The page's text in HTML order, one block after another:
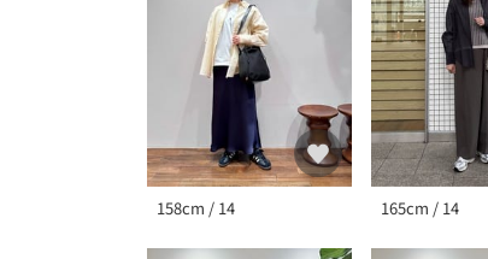
158cm / 14 165cm / 14